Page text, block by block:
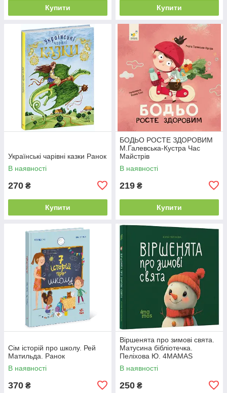
Купити Купити
Українські чарівні казки Ранок
В наявності
270 ₴
Купити
БОДЬО РОСТЕ ЗДОРОВИМ
М.Галевська-Кустра Час
Майстрів
В наявності
219 ₴
Купити
Сім історій про школу. Рей
Матильда. Ранок
В наявності
370 ₴
Віршенята про зимові свята.
Матусина бібліотечка.
Пеліхова Ю. 4MAMAS
В наявності
250 ₴